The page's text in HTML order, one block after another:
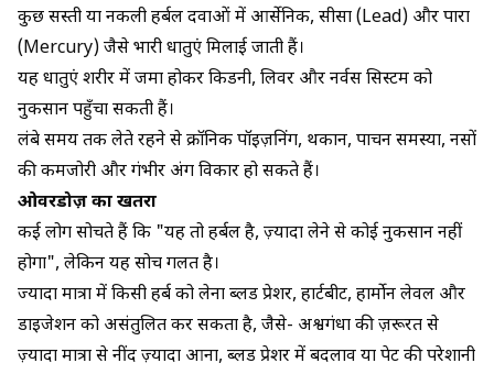
कुछ सस्ती या नकली हर्बल दवाओं में आर्सेनिक, सीसा (Lead) और पारा
(Mercury) जैसे भारी धातुएं मिलाई जाती हैं।
यह धातुएं शरीर में जमा होकर किडनी, लिवर और नर्वस सिस्टम को
नुकसान पहुँचा सकती हैं।
लंबे समय तक लेते रहने से क्रॉनिक पॉइज़निंग, थकान, पाचन समस्या, नसों
की कमजोरी और गंभीर अंग विकार हो सकते हैं।
ओवरडोज़ का खतरा
कई लोग सोचते हैं कि "यह तो हर्बल है, ज़्यादा लेने से कोई नुकसान नहीं
होगा", लेकिन यह सोच गलत है।
ज्यादा मात्रा में किसी हर्ब को लेना ब्लड प्रेशर, हार्टबीट, हार्मोन लेवल और
डाइजेशन को असंतुलित कर सकता है, जैसे- अश्वगंधा की ज़रूरत से
ज़्यादा मात्रा से नींद ज़्यादा आना, ब्लड प्रेशर में बदलाव या पेट की परेशानी